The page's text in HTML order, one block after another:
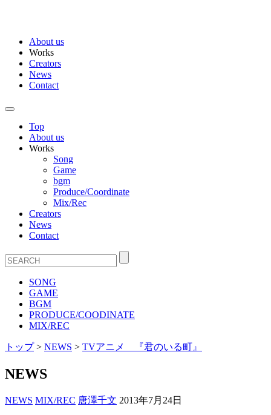
About us
Works
Creators
News
Contact
Top
About us
Works
Song
Game
bgm
Produce/Coordinate
Mix/Rec
Creators
News
Contact
SONG
GAME
BGM
PRODUCE/COODINATE
MIX/REC
トップ> NEWS > TVアニメ 『君のいる町』
NEWS
NEWS MIX/REC 唐澤千文 2013年7月24日